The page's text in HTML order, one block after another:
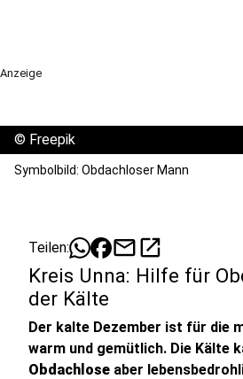
Anzeige
© Freepik
Symbolbild: Obdachloser Mann
Teilen: mailopen_in_new
Kreis Unna: Hilfe für
der Kälte
Der kalte Dezember ist für die
warm und gemütlich. Die Kälte
Obdachlose aber